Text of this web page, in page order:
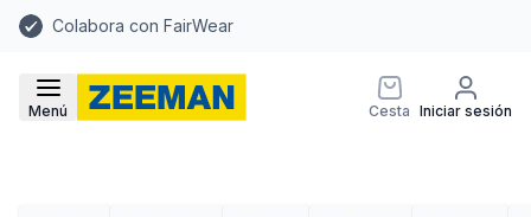
Colabora con FairWear
Menú Cesta Iniciar sesión